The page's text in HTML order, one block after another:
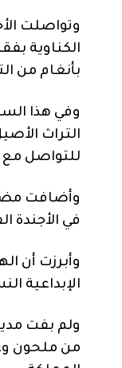
وتواصلت
الكناوية
بأنغام من
وفي هذا
التراث
للتواصل مع
وأضافت
في الأجندة
وأبرزت أن
الإبداعية
ولم بفت
من ملحون